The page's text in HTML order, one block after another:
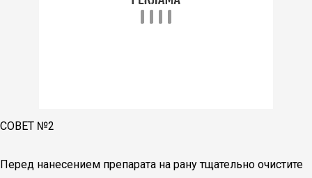
СОВЕТ №2
Перед нанесением препарата на рану тщательно очистите